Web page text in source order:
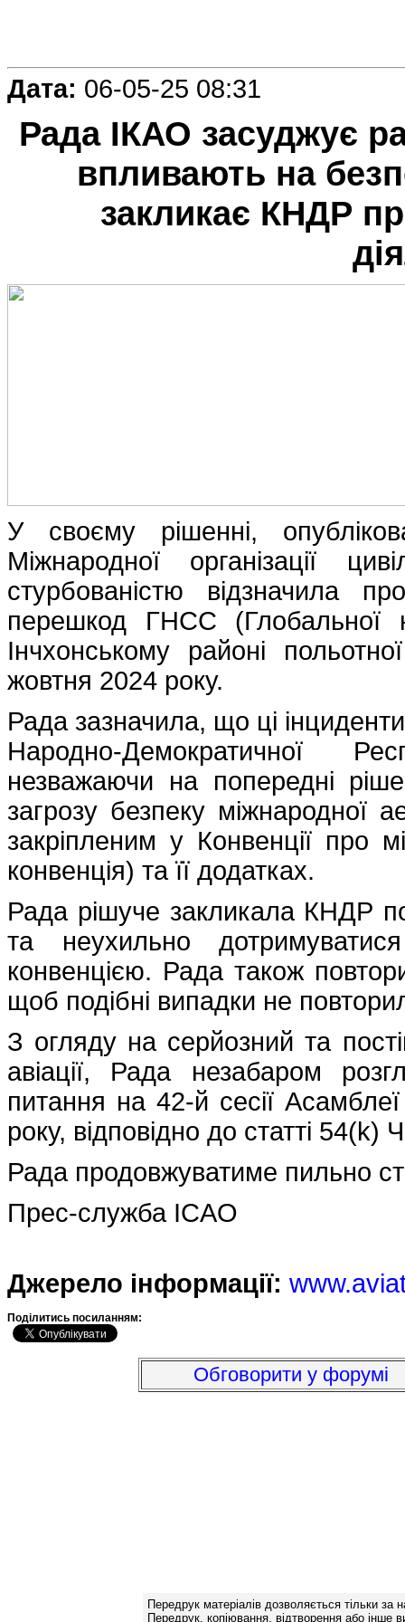
Дата: 06-05-25 08:31
Рада ІКАО засуджує
впливають на
закликає КНДР
У своєму рішенні,
Міжнародної організації
стурбованістю відзначила
перешкод ГНСС (Глобальної
Інчхонському районі
жовтня 2024 року.
Рада зазначила, що ці
Народно-Демократичної
незважаючи на попередні
загрозу безпеку міжнародної
закріпленим у Конвенції про
конвенція) та її додатках.
Рада рішуче закликала КНДР
та неухильно
конвенцією. Рада також
щоб подібні випадки не
З огляду на серйозний та
авіації, Рада незабаром
питання на 42-й сесії
року, відповідно до статті 54(k)
Рада продовжуватиме пильно
Прес-служба ICAO
Джерело інформації:
Подiлитись посиланням:
Обговорити у форумі
Передрук матеріалів дозволяється тільки за
Передрук, копіювання, відтворення або інше